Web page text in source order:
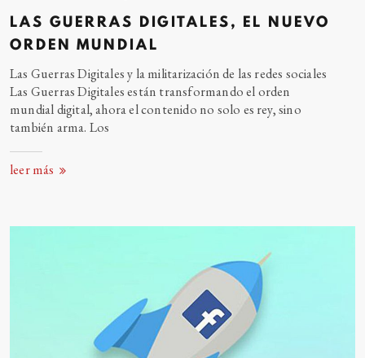
LAS GUERRAS DIGITALES, EL NUEVO
ORDEN MUNDIAL
Las Guerras Digitales y la militarización de las redes sociales
Las Guerras Digitales están transformando el orden
mundial digital, ahora el contenido no solo es rey, sino
también arma. Los
leer más